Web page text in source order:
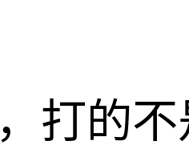
打的不